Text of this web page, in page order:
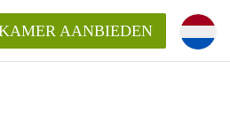
AANBIEDEN